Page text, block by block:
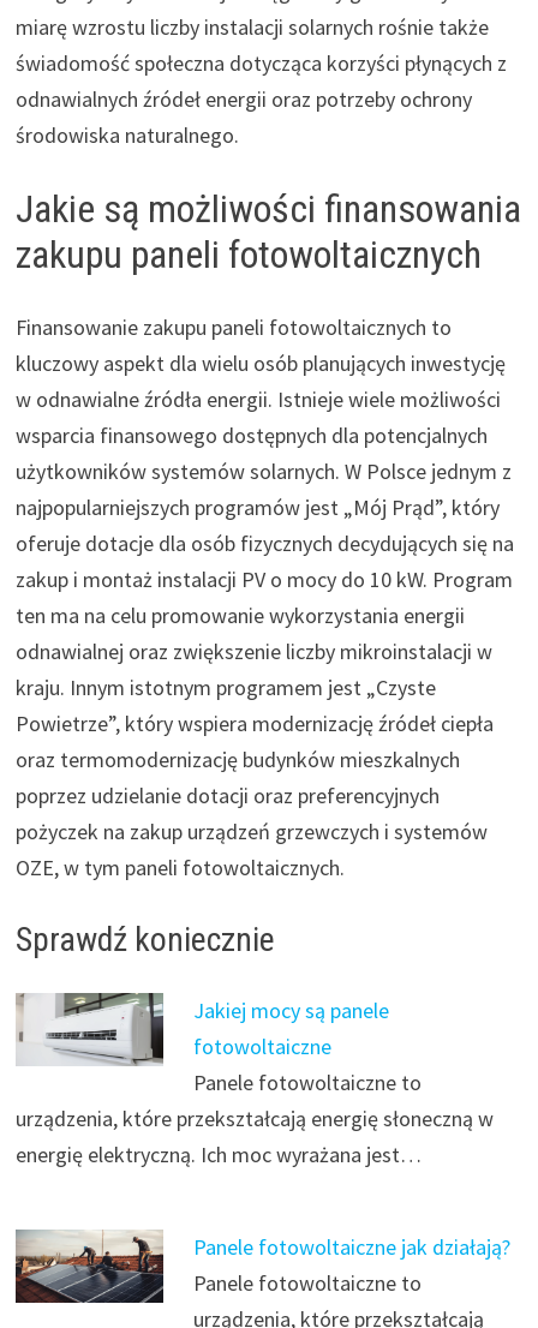
miarę wzrostu liczby instalacji solarnych rośnie także
świadomość społeczna dotycząca korzyści płynących z
odnawialnych źródeł energii oraz potrzeby ochrony
środowiska naturalnego.
Jakie są możliwości finansowania
zakupu paneli fotowoltaicznych
Finansowanie zakupu paneli fotowoltaicznych to
kluczowy aspekt dla wielu osób planujących inwestycję
w odnawialne źródła energii. Istnieje wiele możliwości
wsparcia finansowego dostępnych dla potencjalnych
użytkowników systemów solarnych. W Polsce jednym z
najpopularniejszych programów jest „Mój Prąd”, który
oferuje dotacje dla osób fizycznych decydujących się na
zakup i montaż instalacji PV o mocy do 10 kW. Program
ten ma na celu promowanie wykorzystania energii
odnawialnej oraz zwiększenie liczby mikroinstalacji w
kraju. Innym istotnym programem jest „Czyste
Powietrze”, który wspiera modernizację źródeł ciepła
oraz termomodernizację budynków mieszkalnych
poprzez udzielanie dotacji oraz preferencyjnych
pożyczek na zakup urządzeń grzewczych i systemów
OZE, w tym paneli fotowoltaicznych.
Sprawdź koniecznie
Jakiej mocy są panele
fotowoltaiczne
Panele fotowoltaiczne to
urządzenia, które przekształcają energię słoneczną w
energię elektryczną. Ich moc wyrażana jest…
Panele fotowoltaiczne jak działają?
Panele fotowoltaiczne to
urządzenia, które przekształcają